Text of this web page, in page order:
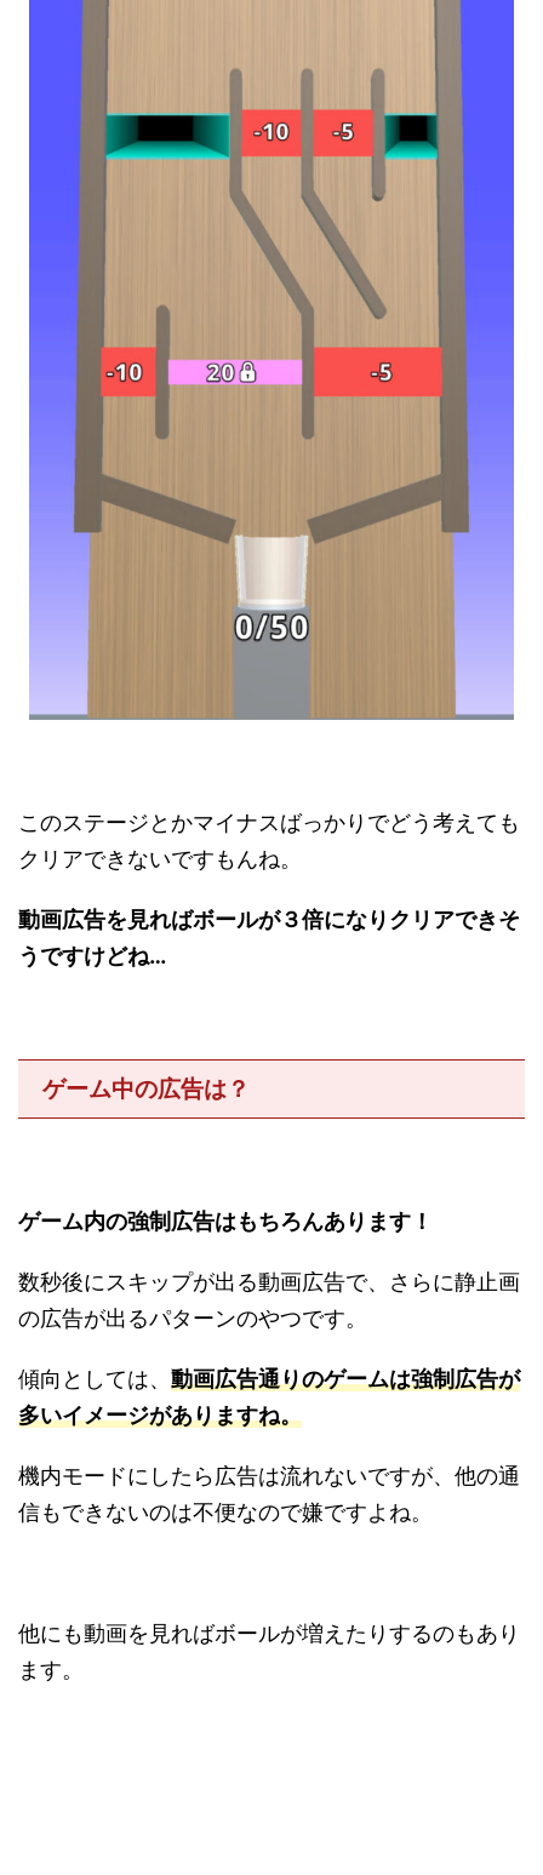
このステージとかマイナスばっかりでどう考えても
クリアできないですもんね。
動画広告を見ればボールが３倍になりクリアできそ
うですけどね…
ゲーム中の広告は？
ゲーム内の強制広告はもちろんあります！
数秒後にスキップが出る動画広告で、さらに静止画
の広告が出るパターンのやつです。
傾向としては、 動画広告通りのゲームは強制広告が
多いイメージがありますね。
機内モードにしたら広告は流れないですが、他の通
信もできないのは不便なので嫌ですよね。
他にも動画を見ればボールが増えたりするのもあり
ます。